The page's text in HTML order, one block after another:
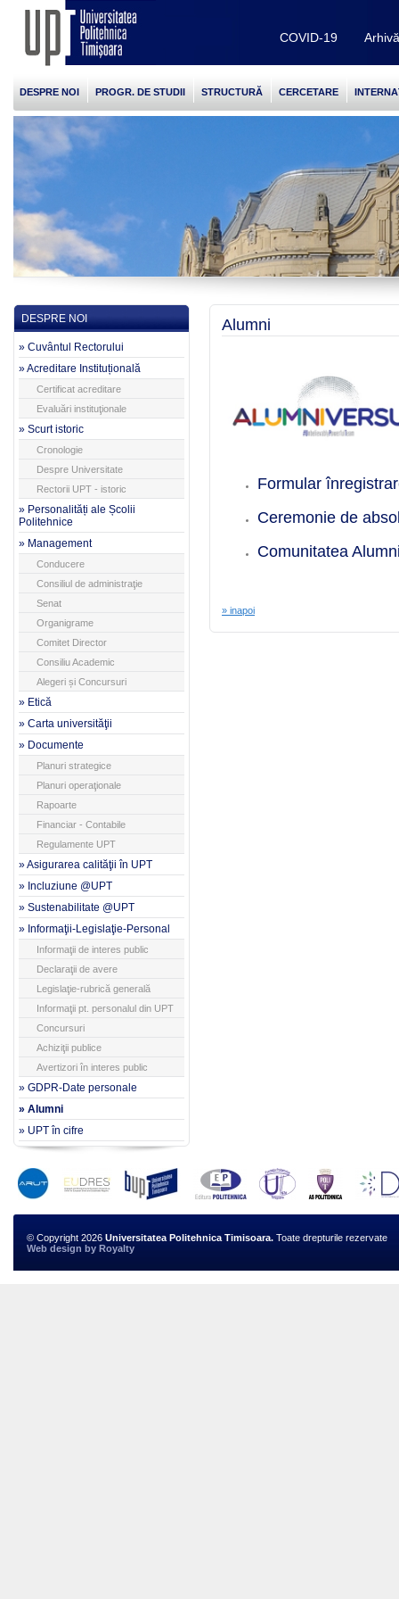
COVID-19
DESPRE NOI PROGR. DE STUDII STRUCTURĂ CERCETARE
DESPRE NOI
» Cuvântul Rectorului
» Acreditare Instituțională
Certificat acreditare
Evaluări instituţionale
» Scurt istoric
Cronologie
Despre Universitate
Rectorii UPT - istoric
» Personalități ale Școlii
Politehnice
» Management
Conducere
Consiliul de administraţie
Senat
Organigrame
Comitet Director
Consiliu Academic
Alegeri și Concursuri
» Etică
» Carta universităţii
» Documente
Planuri strategice
Planuri operaţionale
Rapoarte
Financiar - Contabile
Regulamente UPT
» Asigurarea calităţii în UPT
» Incluziune @UPT
» Sustenabilitate @UPT
» Informaţii-Legislaţie-Personal
Informaţii de interes public
Declaraţii de avere
Legislaţie-rubrică generală
Informaţii pt. personalul din UPT
Concursuri
Achiziţii publice
Avertizori în interes public
» GDPR-Date personale
» Alumni
» UPT în cifre
Alumni
Formular
Ceremonie de
Comunitatea
» inapoi
© Copyright 2026 Universitatea Politehnica Timisoara. Toate drepturile rezervate
Web design by Royalty